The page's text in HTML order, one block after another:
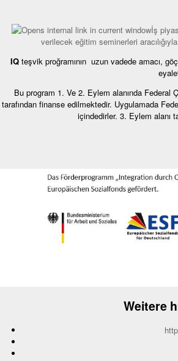
İş
verilecek eğitim seminerleri
IQ teşvik proğramının uzun vadede amacı,
Bu program 1. Ve 2. Eylem alanında Federal
tarafından finanse edilmektedir. Uygulamada
içindedirler. 3. Eylem alanı
Weitere